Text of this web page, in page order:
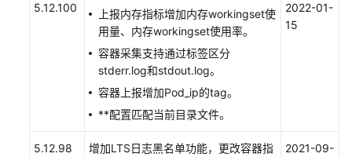
5.12.100
上报内存指标增加内存workingset使
用量、内存workingset使用率。
容器采集支持通过标签区分
stderr.log和stdout.log。
容器上报增加Pod_ip的tag。
**配置匹配当前目录文件。
2022-01-
15
5.12.98
增加LTS日志黑名单功能，更改容器指
2021-09-